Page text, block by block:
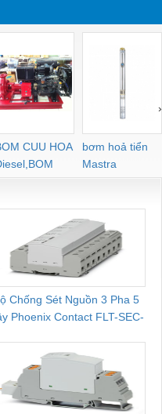
CUU HOA
CHAY
bơm hoả tiển
Mastra
›
Chống Sét Nguồn 3 Pha 5
Phoenix Contact FLT-SEC-